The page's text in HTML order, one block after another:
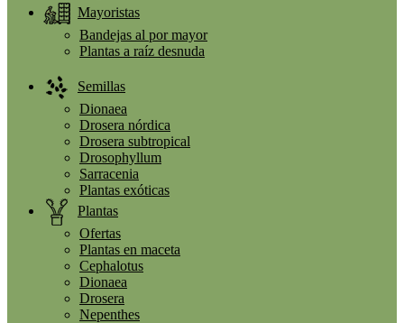
Mayoristas
Bandejas al por mayor
Plantas a raíz desnuda
Semillas
Dionaea
Drosera nórdica
Drosera subtropical
Drosophyllum
Sarracenia
Plantas exóticas
Plantas
Ofertas
Plantas en maceta
Cephalotus
Dionaea
Drosera
Nepenthes